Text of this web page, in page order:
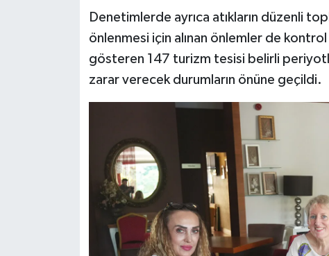
Denetimlerde ayrıca atıkların düzenli
önlenmesi için alınan önlemler de
gösteren 147 turizm tesisi belirli
zarar verecek durumların önüne geçildi.